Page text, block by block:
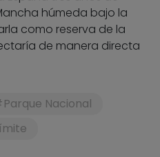
húmeda bajo la
como reserva de la
de manera directa
Parque Nacional